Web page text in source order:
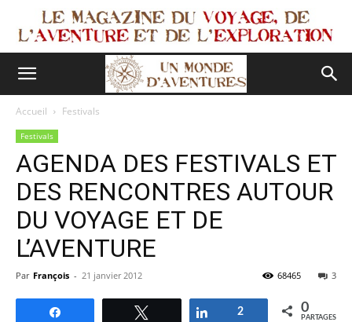
Accueil Festivals
Festivals
AGENDA DES FESTIVALS ET
DES RENCONTRES AUTOUR
DU VOYAGE ET DE
L’AVENTURE
Par François - 21 janvier 2012 3
68465
Tweetez Partagez
2 0
PARTAGES